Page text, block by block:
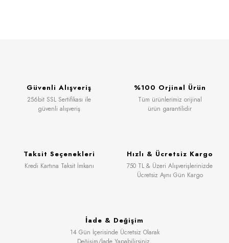
Güvenli Alışveriş
256bit SSL Sertifikası ile
güvenli alışveriş
%100 Orjinal Ürün
Tüm ürünlerimiz orijinal
ürün garantilidir
Taksit Seçenekleri
Kredi Kartına Taksit İmkanı
Hızlı & Ücretsiz Kargo
750 TL & Üzeri Alışverişlerinizde
Ücretsiz Aynı Gün Kargo
İade & Değişim
14 Gün İçerisinde Ücretsiz Olarak